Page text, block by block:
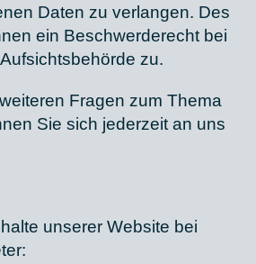
Daten zu verlangen. Des
ein Beschwerderecht bei
zu.
Fragen zum Thema
Sie sich jederzeit an uns
unserer Website bei